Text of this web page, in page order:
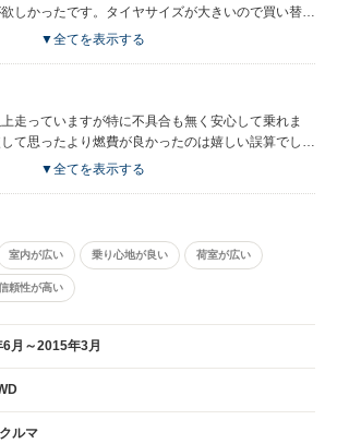
しかったです。タイヤサイズが大きいので買い替え
ります。今時なんでしょうが灰皿がないのが驚きで
てしまいましたので、もう少し強度がほしいとこで
▼全てを表示する
走っていますが特に不具合も無く安心して乗れま
て思ったより燃費が良かったのは嬉しい誤算でし
ありますが内装は安っぽくなく気にいっています。
すので高速安定性もあるし雪道なんかも安心して
逸な車だと思います。
▼全てを表示する
室内が広い 乗り心地が良い 荷室が広い
頼性が高い
月～2015年3月
ルマ